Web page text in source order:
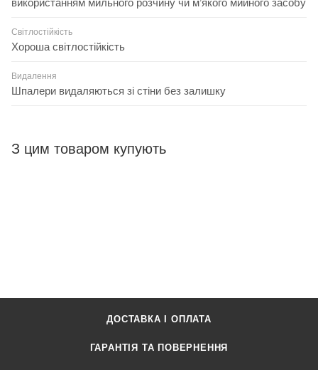
використанням мильного розчину чи м’якого мийного засобу
Світлостійкість
Хороша світлостійкість
Видалення
Шпалери видаляються зі стіни без залишку
З цим товаром купують
ДОСТАВКА І ОПЛАТА
ГАРАНТІЯ ТА ПОВЕРНЕННЯ